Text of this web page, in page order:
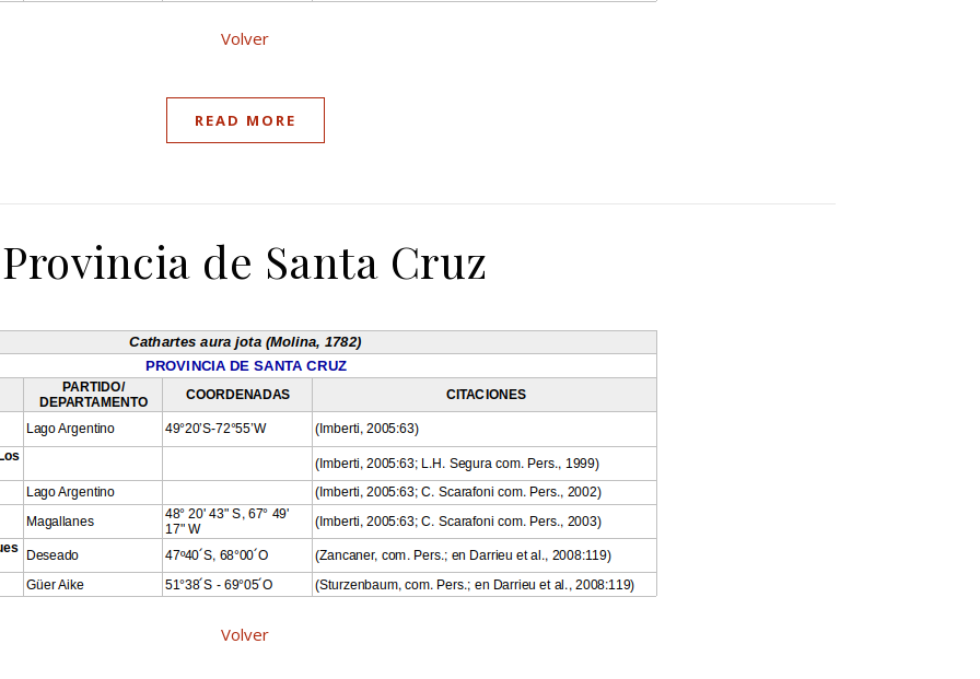
Volver
READ MORE
Provincia de Santa Cruz
Volver